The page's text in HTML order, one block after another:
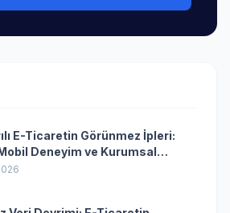
E-Ticaretin Görünmez İpleri:
Deneyim ve Kurumsal
Kazandıran Senkronizasyonu